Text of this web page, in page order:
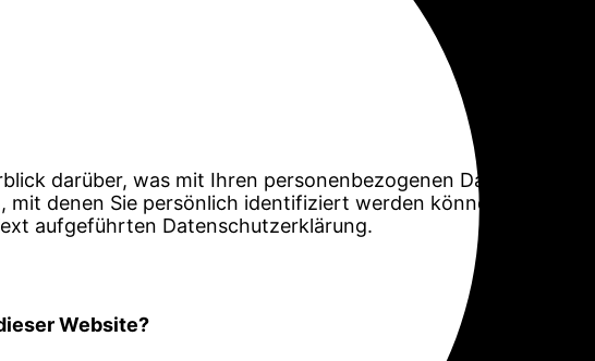
darüber, was mit Ihren personenbezogenen Daten
mit denen Sie persönlich identifiziert werden können.
aufgeführten Datenschutzerklärung.
Website?